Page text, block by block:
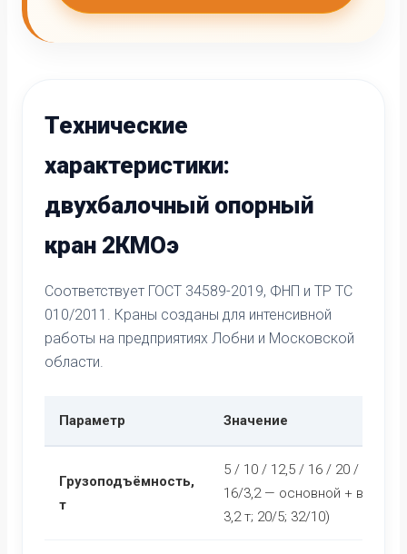
Технические
характеристики:
двухбалочный опорный
кран 2КМОэ
Соответствует ГОСТ 34589-2019, ФНП и ТР ТС
010/2011. Краны созданы для интенсивной
работы на предприятиях Лобни и Московской
области.
Параметр Значение
Грузоподъёмность,
т
5 / 10 / 12,5 / 16 / 20 / 25 /
16/3,2 — основной +
3,2 т; 20/5; 32/10)